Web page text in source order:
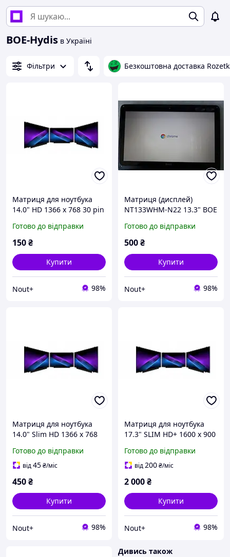
BOE-Hydis в Україні
Фільтри Безкоштовна доставка
Матриця для ноутбука
14.0" HD 1366 x 768 30 pin
кріпленнями) C клас
Готово до відправки
150₴
Купити
Nout+ 98%
Матриця (дисплей)
NT133WHM-N22 13.3" BOE
Готово до відправки
500₴
Купити
Nout+ 98%
Матриця для ноутбука
14.0" Slim HD 1366 x 768
кріпленнями) B клас
Готово до відправки
від45₴/міс
450₴
Купити
Nout+ 98%
Матриця для ноутбука
17.3" SLIM HD+ 1600 x 900
кріпленнями) А клас
Готово до відправки
від200₴/міс
2 000₴
Купити
Nout+ 98%
Дивись також